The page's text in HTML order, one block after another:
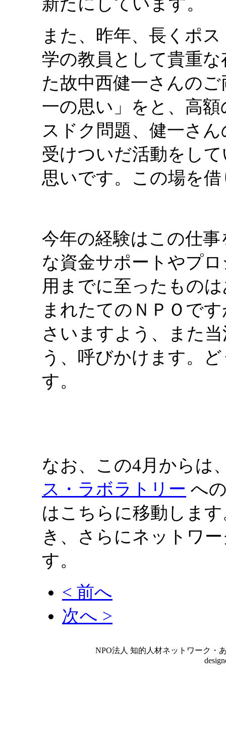
また、昨年、長くポ
学の教員として貴重
た故中西健一さんの
一の思い」をと、高
スドク問題、健一さ
受けついだ活動をし
思いです。この場を
今年の経験はこの仕
な資金サポートやプ
用までに至ったもの
まれたてのＮＰＯで
さいますよう、また
う、呼びかけます。
す。
なお、この4月からは
ス・ラボラトリー へ
はこちらに移動しま
き、さらにネットワ
す。
< 前へ
次へ >
NPO法人 知的人材ネットワーク・